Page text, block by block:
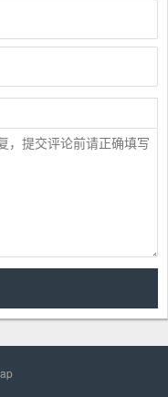
版)
版)
寓君(等什么君)